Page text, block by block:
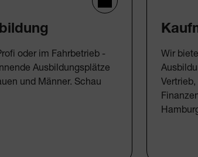
oder im Fahrbetrieb -
Ausbildungsplätze
und Männer. Schau
Wir